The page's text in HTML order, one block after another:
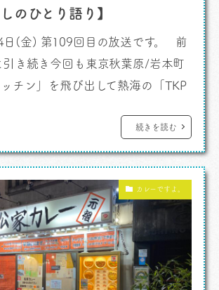
のひとり語り】
日(金) 第109回目の放送です。 前
引き続き今回も東京秋葉原/岩本町
ッチン」を飛び出して熱海の「TKP
ルキッチンのチームとワーケーショ
バーにゲストで出てもらった先週
突入です。テーマは「アジアの小
続きを読む
カレーですよ。